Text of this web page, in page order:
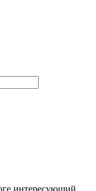
интересующий